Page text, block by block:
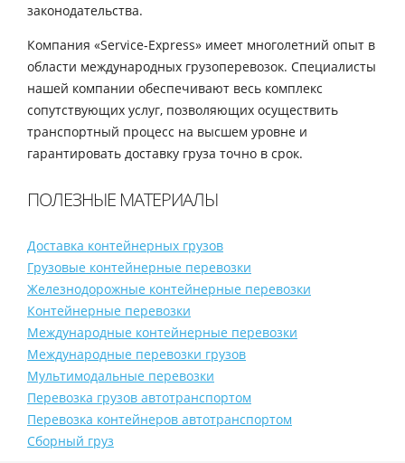
законодательства.
Компания «Service-Express» имеет многолетний опыт в
области международных грузоперевозок. Специалисты
нашей компании обеспечивают весь комплекс
сопутствующих услуг, позволяющих осуществить
транспортный процесс на высшем уровне и
гарантировать доставку груза точно в срок.
ПОЛЕЗНЫЕ МАТЕРИАЛЫ
Доставка контейнерных грузов
Грузовые контейнерные перевозки
Железнодорожные контейнерные перевозки
Контейнерные перевозки
Международные контейнерные перевозки
Международные перевозки грузов
Мультимодальные перевозки
Перевозка грузов автотранспортом
Перевозка контейнеров автотранспортом
Сборный груз